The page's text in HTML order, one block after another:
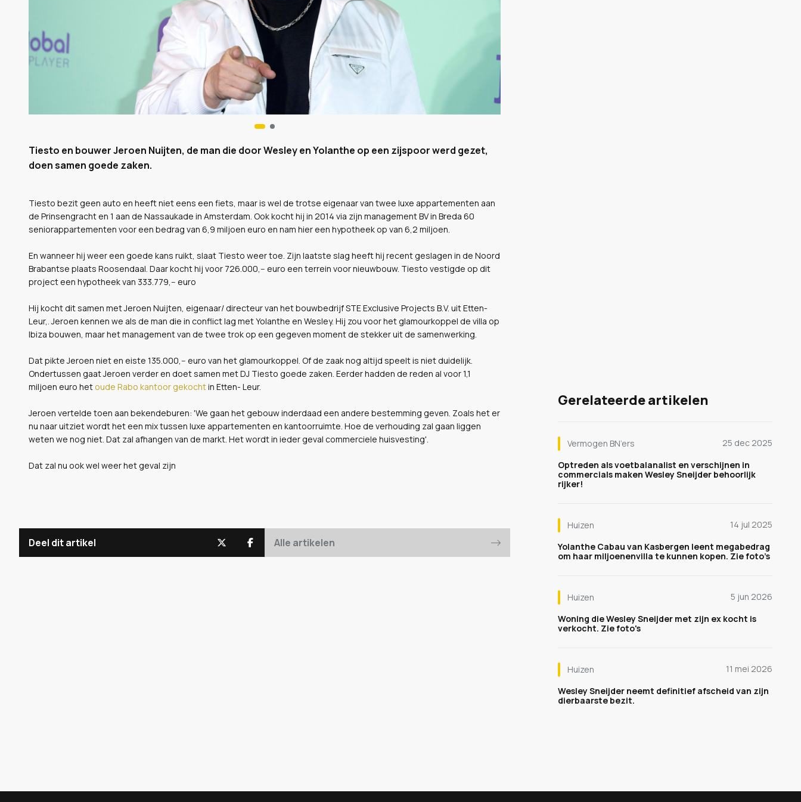
Tiesto en bouwer Jeroen Nuijten, de man die door Wesley en Yolanthe op een zijspoor werd gezet,
doen samen goede zaken.
Tiesto bezit geen auto en heeft niet eens een fiets, maar is wel de trotse eigenaar van twee luxe appartementen aan
de Prinsengracht en 1 aan de Nassaukade in Amsterdam. Ook kocht hij in 2014 via zijn management BV in Breda 60
seniorappartementen voor een bedrag van 6,9 miljoen euro en nam hier een hypotheek op van 6,2 miljoen.
En wanneer hij weer een goede kans ruikt, slaat Tiesto weer toe. Zijn laatste slag heeft hij recent geslagen in de Noord
Brabantse plaats Roosendaal. Daar kocht hij voor 726.000,-- euro een terrein voor nieuwbouw. Tiesto vestigde op dit
project een hypotheek van 333.779,-- euro
Hij kocht dit samen met Jeroen Nuijten, eigenaar/ directeur van het bouwbedrijf STE Exclusive Projects B.V. uit Etten-
Leur,. Jeroen kennen we als de man die in conflict lag met Yolanthe en Wesley. Hij zou voor het glamourkoppel de villa op
Ibiza bouwen, maar het management van de twee trok op een gegeven moment de stekker uit de samenwerking.
Dat pikte Jeroen niet en eiste 135.000,-- euro van het glamourkoppel. Of de zaak nog altijd speelt is niet duidelijk.
Ondertussen gaat Jeroen verder en doet samen met DJ Tiesto goede zaken. Eerder hadden de reden al voor 1,1
miljoen euro het oude Rabo kantoor gekochtin Etten- Leur.
Jeroen vertelde toen aan bekendeburen: 'We gaan het gebouw inderdaad een andere bestemming geven. Zoals het er
nu naar uitziet wordt het een mix tussen luxe appartementen en kantoorruimte. Hoe de verhouding zal gaan liggen
weten we nog niet. Dat zal afhangen van de markt. Het wordt in ieder geval commerciele huisvesting'.
Dat zal nu ook wel weer het geval zijn
Deel dit artikel Alle artikelen
Gerelateerde artikelen
Vermogen BN’ers
25 dec 2025
Optreden als voetbalanalist en verschijnen in
commercials maken Wesley Sneijder behoorlijk
rijker!
Huizen
14 jul 2025
Yolanthe Cabau van Kasbergen leent megabedrag
om haar miljoenenvilla te kunnen kopen. Zie foto’s
Huizen
5 jun 2026
Woning die Wesley Sneijder met zijn ex kocht is
verkocht. Zie foto's
Huizen
11 mei 2026
Wesley Sneijder neemt definitief afscheid van zijn
dierbaarste bezit.